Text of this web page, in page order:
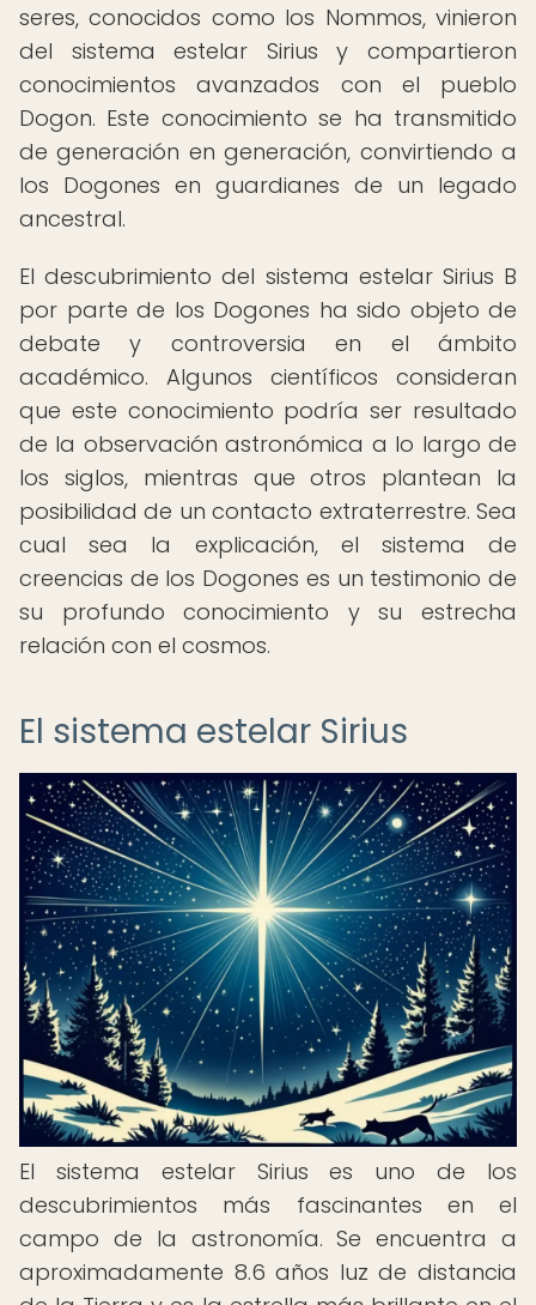
seres, conocidos como los Nommos, vinieron
del sistema estelar Sirius y compartieron
conocimientos avanzados con el pueblo
Dogon. Este conocimiento se ha transmitido
de generación en generación, convirtiendo a
los Dogones en guardianes de un legado
ancestral.
El descubrimiento del sistema estelar Sirius B
por parte de los Dogones ha sido objeto de
debate y controversia en el ámbito
académico. Algunos científicos consideran
que este conocimiento podría ser resultado
de la observación astronómica a lo largo de
los siglos, mientras que otros plantean la
posibilidad de un contacto extraterrestre. Sea
cual sea la explicación, el sistema de
creencias de los Dogones es un testimonio de
su profundo conocimiento y su estrecha
relación con el cosmos.
El sistema estelar Sirius
El sistema estelar Sirius es uno de los
descubrimientos más fascinantes en el
campo de la astronomía. Se encuentra a
aproximadamente 8.6 años luz de distancia